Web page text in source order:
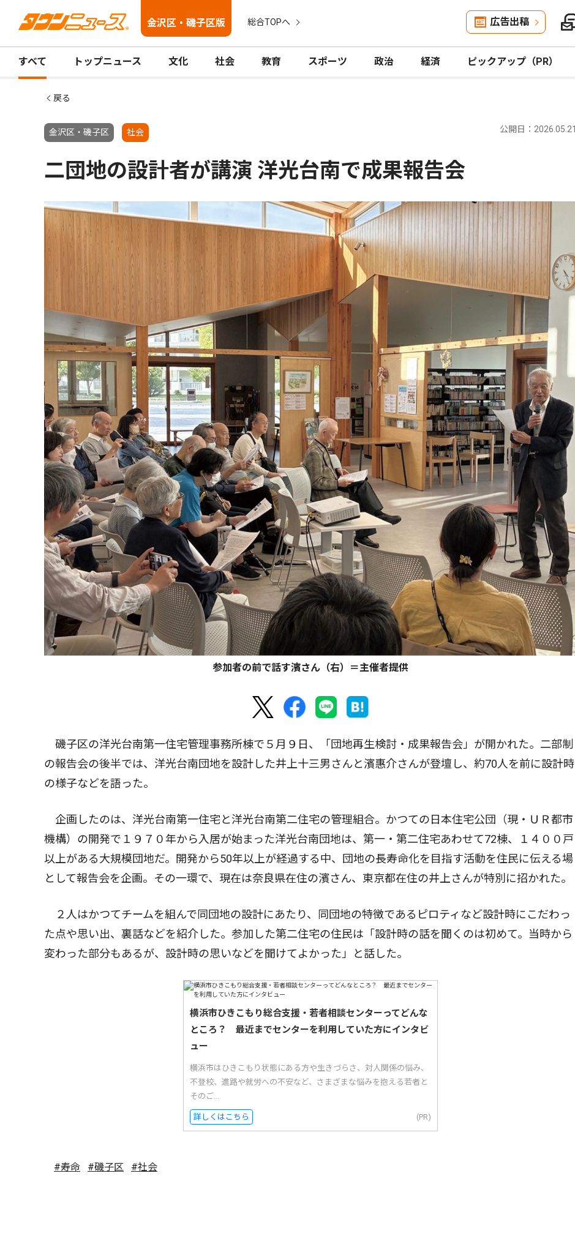
金沢区・磯子区版 総合TOPへ 広告出稿
すべて トップニュース 文化 社会 教育 スポーツ 政治 経済 ピックアップ（PR）
戻る
金沢区・磯子区 社会 公開日：2026.05.21
二団地の設計者が講演 洋光台南で成果報告会
参加者の前で話す濱さん（右）＝主催者提供
磯子区の洋光台南第一住宅管理事務所棟で５月９日、「団地再生検討・成果報告会」が開かれた。二部制
の報告会の後半では、洋光台南団地を設計した井上十三男さんと濱惠介さんが登壇し、約70人を前に設計時
の様子などを語った。
企画したのは、洋光台南第一住宅と洋光台南第二住宅の管理組合。かつての日本住宅公団（現・ＵＲ都市
機構）の開発で１９７０年から入居が始まった洋光台南団地は、第一・第二住宅あわせて72棟、１４００戸
以上がある大規模団地だ。開発から50年以上が経過する中、団地の長寿命化を目指す活動を住民に伝える場
として報告会を企画。その一環で、現在は奈良県在住の濱さん、東京都在住の井上さんが特別に招かれた。
２人はかつてチームを組んで同団地の設計にあたり、同団地の特徴であるピロティなど設計時にこだわっ
た点や思い出、裏話などを紹介した。参加した第二住宅の住民は「設計時の話を聞くのは初めて。当時から
変わった部分もあるが、設計時の思いなどを聞けてよかった」と話した。
横浜市ひきこもり総合支援・若者相談センターってどんな
ところ？ 最近までセンターを利用していた方にインタビ
ュー
横浜市はひきこもり状態にある方や生きづらさ、対人関係の悩み、
不登校、進路や就労への不安など、さまざまな悩みを抱える若者と
そのご...
詳しくはこちら (PR)
#寿命 #磯子区 #社会